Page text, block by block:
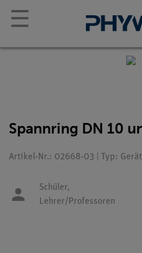
☰
Spannring DN 10
Artikel-Nr.: 02668-03 | Typ:
Schüler,
Lehrer/Professoren